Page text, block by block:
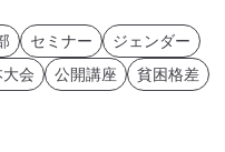
セミナー
ジェンダー
会 公開講座
貧困格差